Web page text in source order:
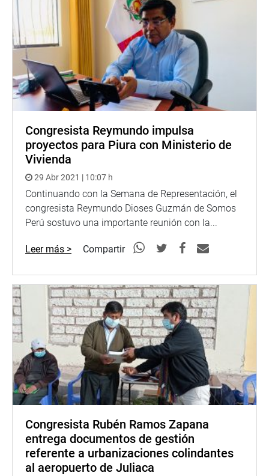
Congresista Reymundo impulsa
proyectos para Piura con Ministerio de
Vivienda
29 Abr 2021 | 10:07 h
Continuando con la Semana de Representación, el
congresista Reymundo Dioses Guzmán de Somos
Perú sostuvo una importante reunión con la...
Leer más > Compartir
Congresista Rubén Ramos Zapana
entrega documentos de gestión
referente a urbanizaciones colindantes
al aeropuerto de Juliaca